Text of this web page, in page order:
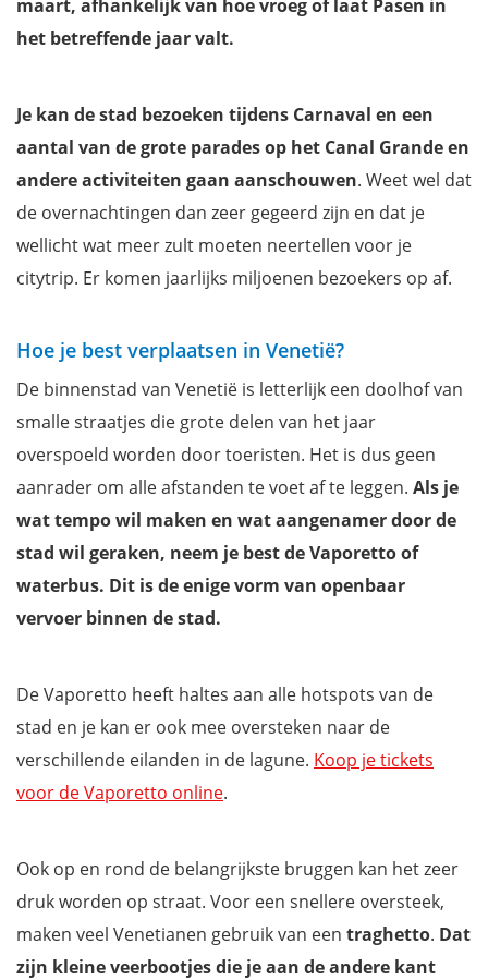
maart, afhankelijk van hoe vroeg of laat Pasen in
het betreffende jaar valt.
Je kan de stad bezoeken tijdens Carnaval en een
aantal van de grote parades op het Canal Grande en
andere activiteiten gaan aanschouwen. Weet wel dat
de overnachtingen dan zeer gegeerd zijn en dat je
wellicht wat meer zult moeten neertellen voor je
citytrip. Er komen jaarlijks miljoenen bezoekers op af.
Hoe je best verplaatsen in Venetië?
De binnenstad van Venetië is letterlijk een doolhof van
smalle straatjes die grote delen van het jaar
overspoeld worden door toeristen. Het is dus geen
aanrader om alle afstanden te voet af te leggen. Als je
wat tempo wil maken en wat aangenamer door de
stad wil geraken, neem je best de Vaporetto of
waterbus. Dit is de enige vorm van openbaar
vervoer binnen de stad.
De Vaporetto heeft haltes aan alle hotspots van de
stad en je kan er ook mee oversteken naar de
verschillende eilanden in de lagune. Koop je tickets
voor de Vaporetto online.
Ook op en rond de belangrijkste bruggen kan het zeer
druk worden op straat. Voor een snellere oversteek,
maken veel Venetianen gebruik van een traghetto. Dat
zijn kleine veerbootjes die je aan de andere kant